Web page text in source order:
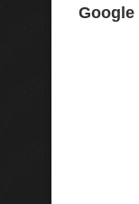
Google